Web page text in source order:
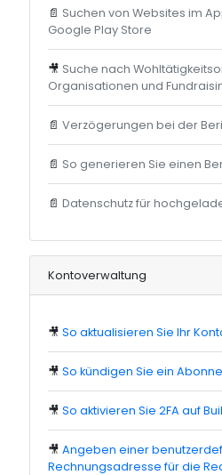
📄 Suchen von Websites im
Google Play Store
🎥 Suche nach
Organisationen und
📄 Verzögerungen bei der
📄 So generieren Sie einen
📄 Datenschutz für
Kontoverwaltung
🎥 So aktualisieren Sie Ihr
🎥 So kündigen Sie ein
🎥 So aktivieren Sie 2FA auf
🎥 Angeben einer
Rechnungsadresse für die